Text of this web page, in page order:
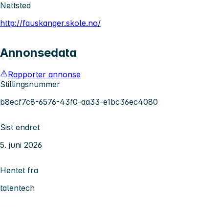
Nettsted
http://fauskanger.skole.no/
Annonsedata
Rapporter annonse
Stillingsnummer
b8ecf7c8-6576-43f0-aa33-e1bc36ec4080
Sist endret
5. juni 2026
Hentet fra
talentech